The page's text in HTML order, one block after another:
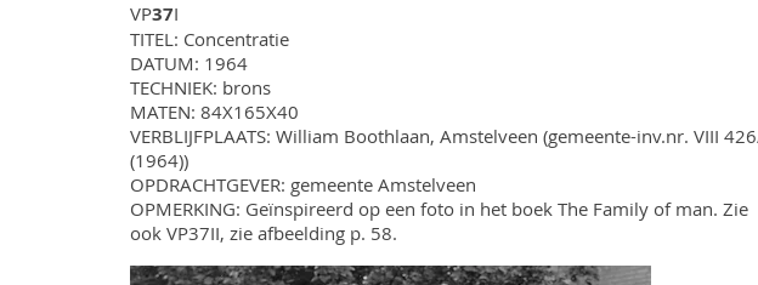
VP37I
TITEL: Concentratie
DATUM: 1964
TECHNIEK: brons
MATEN: 84X165X40
VERBLIJFPLAATS: William Boothlaan, Amstelveen (gemeente-inv.nr. VIII
(1964))
OPDRACHTGEVER: gemeente Amstelveen
OPMERKING: Geïnspireerd op een foto in het boek The Family of man. Zie
ook VP37II, zie afbeelding p. 58.